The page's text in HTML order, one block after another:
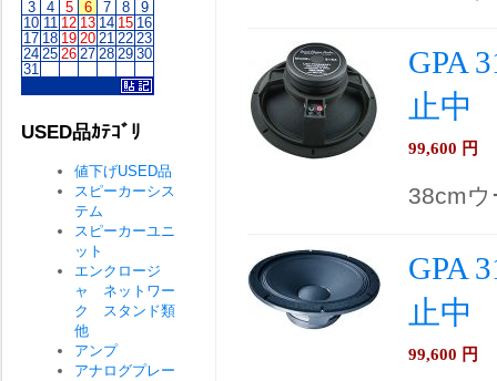
GPA
止中
99,600 円
38cm
GPA
止中
99,600 円
3
4 5 6 7 8
9
10 11 12 13 14 15 16
17 18 19 20 21 22 23
24 25 26 27 28 29 30
31
USED品ｶﾃｺﾞﾘ
値下げUSED品
スピーカーシス
テム
スピーカーユニ
ット
エンクロージ
ャ ネットワー
ク スタンド類
他
アンプ
アナログプレー